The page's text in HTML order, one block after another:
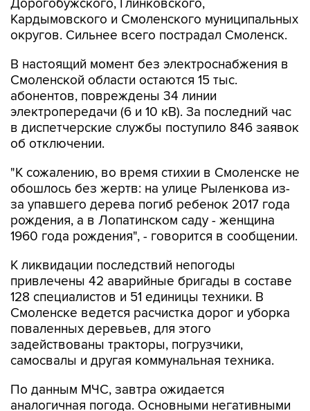
Дорогобужского, Глинковского,
Кардымовского и Смоленского муниципальных
округов. Сильнее всего пострадал Смоленск.
В настоящий момент без электроснабжения в
Смоленской области остаются 15 тыс.
абонентов, повреждены 34 линии
электропередачи (6 и 10 кВ). За последний час
в диспетчерские службы поступило 846 заявок
об отключении.
"К сожалению, во время стихии в Смоленске не
обошлось без жертв: на улице Рыленкова из-
за упавшего дерева погиб ребенок 2017 года
рождения, а в Лопатинском саду - женщина
1960 года рождения", - говорится в сообщении.
К ликвидации последствий непогоды
привлечены 42 аварийные бригады в составе
128 специалистов и 51 единицы техники. В
Смоленске ведется расчистка дорог и уборка
поваленных деревьев, для этого
задействованы тракторы, погрузчики,
самосвалы и другая коммунальная техника.
По данным МЧС, завтра ожидается
аналогичная погода. Основными негативными